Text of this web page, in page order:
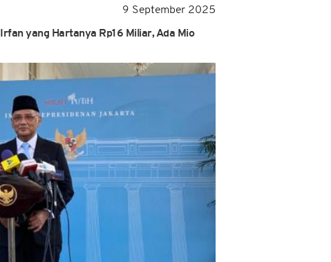
9 September 2025
yang Hartanya Rp16 Miliar, Ada Mio